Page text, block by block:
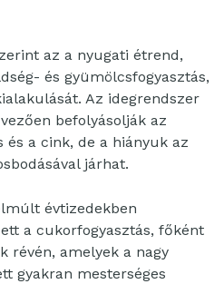
az a nyugati étrend,
és gyümölcsfogyasztás,
Az idegrendszer
befolyásolják az
és a cink, de a hiányuk az
járhat.
évtizedekben
a cukorfogyasztás, főként
révén, amelyek a nagy
gyakran mesterséges